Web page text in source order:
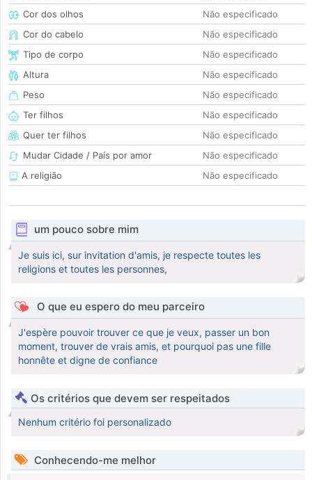
Cor dos olhos
Não especificado
Cor do cabelo
Não especificado
Tipo de corpo
Não especificado
Altura
Não especificado
Peso
Não especificado
Ter filhos
Não especificado
Quer ter filhos
Não especificado
Mudar Cidade / País por amor
Não especificado
A religião
Não especificado
um pouco sobre mim
Je suis ici, sur invitation d'amis, je respecte toutes les
religions et toutes les personnes,
O que eu espero do meu parceiro
J'espère pouvoir trouver ce que je veux, passer un bon
moment, trouver de vrais amis, et pourquoi pas une fille
honnête et digne de confiance
Os critérios que devem ser respeitados
Nenhum critério foi personalizado
Conhecendo-me melhor